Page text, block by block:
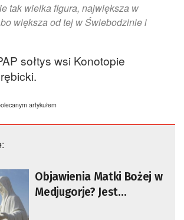
tak wielka figura, największa w
większa od tej w Świebodzinie i
sołtys wsi Konotopie
artykułem
Objawienia Matki Bożej w
Medjugorje? Jest